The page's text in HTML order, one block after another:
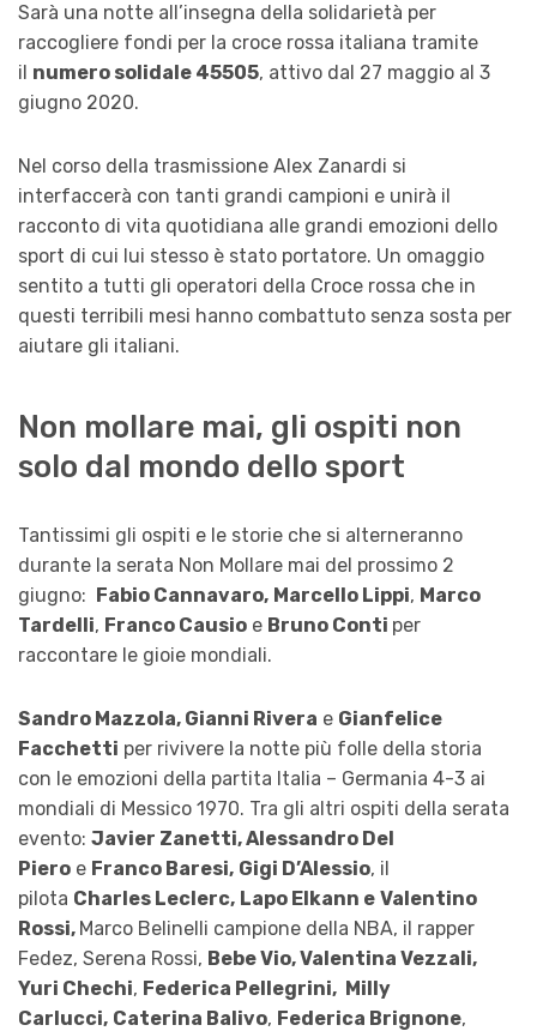
Sarà una notte all’insegna della solidarietà per
raccogliere fondi per la croce rossa italiana tramite
il numero solidale 45505, attivo dal 27 maggio al 3
giugno 2020.
Nel corso della trasmissione Alex Zanardi si
interfaccerà con tanti grandi campioni e unirà il
racconto di vita quotidiana alle grandi emozioni dello
sport di cui lui stesso è stato portatore. Un omaggio
sentito a tutti gli operatori della Croce rossa che in
questi terribili mesi hanno combattuto senza sosta per
aiutare gli italiani.
Non mollare mai, gli ospiti non
solo dal mondo dello sport
Tantissimi gli ospiti e le storie che si alterneranno
durante la serata Non Mollare mai del prossimo 2
giugno: Fabio Cannavaro, Marcello Lippi, Marco
Tardelli, Franco Causio e Bruno Conti per
raccontare le gioie mondiali.
Sandro Mazzola, Gianni Rivera e Gianfelice
Facchetti per rivivere la notte più folle della storia
con le emozioni della partita Italia – Germania 4-3 ai
mondiali di Messico 1970. Tra gli altri ospiti della serata
evento: Javier Zanetti, Alessandro Del
Piero e Franco Baresi, Gigi D’Alessio, il
pilota Charles Leclerc, Lapo Elkann e Valentino
Rossi, Marco Belinelli campione della NBA, il rapper
Fedez, Serena Rossi, Bebe Vio, Valentina Vezzali,
Yuri Chechi, Federica Pellegrini, Milly
Carlucci, Caterina Balivo, Federica Brignone,